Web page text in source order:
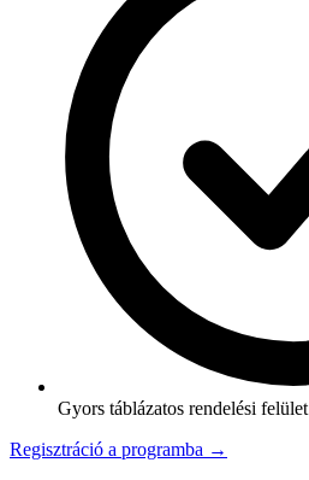
Gyors táblázatos rendelési felület
Regisztráció a programba →